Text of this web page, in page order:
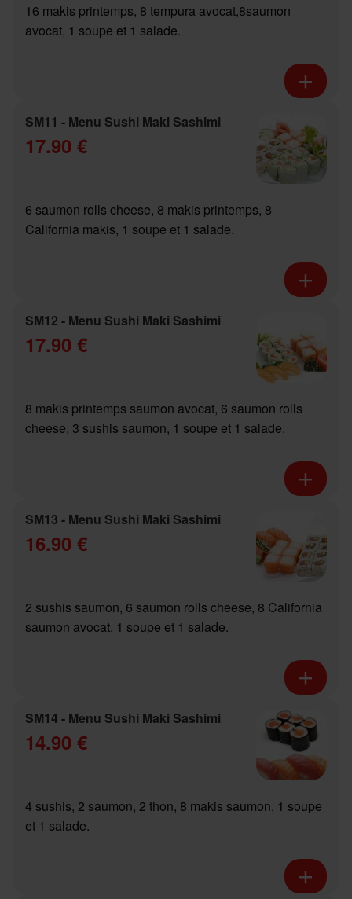
16 makis printemps, 8 tempura avocat,8saumon
avocat, 1 soupe et 1 salade.
SM11 - Menu Sushi Maki Sashimi
17.90 €
6 saumon rolls cheese, 8 makis printemps, 8
California makis, 1 soupe et 1 salade.
SM12 - Menu Sushi Maki Sashimi
17.90 €
8 makis printemps saumon avocat, 6 saumon rolls
cheese, 3 sushis saumon, 1 soupe et 1 salade.
SM13 - Menu Sushi Maki Sashimi
16.90 €
2 sushis saumon, 6 saumon rolls cheese, 8 California
saumon avocat, 1 soupe et 1 salade.
SM14 - Menu Sushi Maki Sashimi
14.90 €
4 sushis, 2 saumon, 2 thon, 8 makis saumon, 1 soupe
et 1 salade.